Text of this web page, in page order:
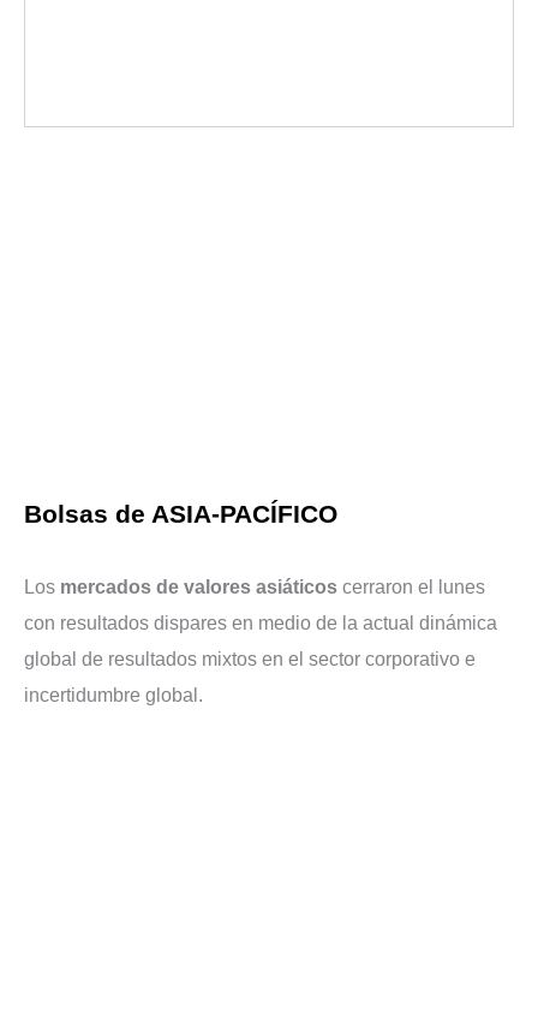
Bolsas de ASIA-PACÍFICO
Los mercados de valores asiáticos cerraron el lunes
con resultados dispares en medio de la actual dinámica
global de resultados mixtos en el sector corporativo e
incertidumbre global.